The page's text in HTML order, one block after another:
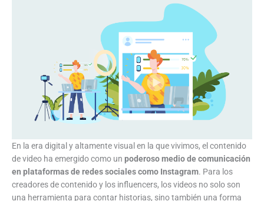
En la era digital y altamente visual en la que vivimos, el contenido
de video ha emergido como un poderoso medio de comunicación
en plataformas de redes sociales como Instagram. Para los
creadores de contenido y los influencers, los videos no solo son
una herramienta para contar historias, sino también una forma